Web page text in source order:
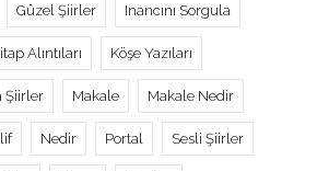
Güzel Şiirler Inancını Sorgula
Alıntıları Köşe Yazıları
Şiirler Makale Makale Nedir
Nedir Portal Sesli Şiirler